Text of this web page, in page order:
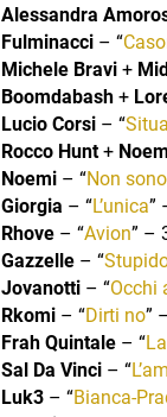
Alessandra
Fulminacci– “
Michele Bravi +
Boomdabash+
Lucio Corsi – “
Rocco Hunt+
Noemi– “Non
Giorgia – “L’unica”
Rhove– “Avion” –
Gazzelle– “
Jovanotti– “Occhi
Rkomi– “Dirti no”
Frah Quintale– “
Sal Da Vinci– “
Luk3– “Bianca-